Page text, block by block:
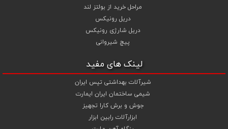
مراحل خرید از بولتز لند
دریل رونیکس
دریل شارژی رونیکس
پیچ شیروانی
لینک های مفید
شیرآلات بهداشتی تپس ایران
شیمی ساختمان ایران ایمارت
جوش و برش کارا تجهیز
ابزارآلات رابین ابزار